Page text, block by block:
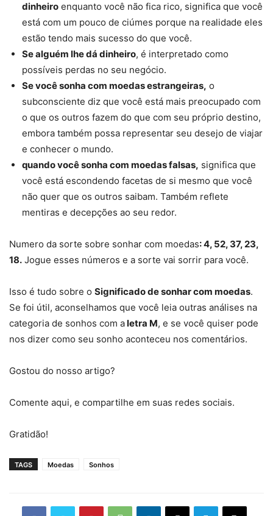
dinheiro enquanto você não fica rico, significa que você
está com um pouco de ciúmes porque na realidade eles
estão tendo mais sucesso do que você.
Se alguém lhe dá dinheiro, é interpretado como
possíveis perdas no seu negócio.
Se você sonha com moedas estrangeiras, o
subconsciente diz que você está mais preocupado com
o que os outros fazem do que com seu próprio destino,
embora também possa representar seu desejo de viajar
e conhecer o mundo.
quando você sonha com moedas falsas, significa que
você está escondendo facetas de si mesmo que você
não quer que os outros saibam. Também reflete
mentiras e decepções ao seu redor.
Numero da sorte sobre sonhar com moedas: 4, 52, 37, 23,
18. Jogue esses números e a sorte vai sorrir para você.
Isso é tudo sobre o Significado de sonhar com moedas.
Se foi útil, aconselhamos que você leia outras análises na
categoria de sonhos com aletra M, e se você quiser pode
nos dizer como seu sonho aconteceu nos comentários.
Gostou do nosso artigo?
Comente aqui, e compartilhe em suas redes sociais.
Gratidão!
TAGS Moedas Sonhos